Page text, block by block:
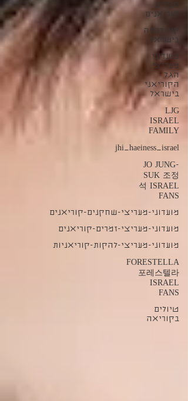
ספרים
קוריאנים
קיי-דרמה
בישראל
מועדוני
מעריצי
הגל
הקוריאני
בישראל
LJG
ISRAEL
FAMILY
jhi_haeiness_israel
JO JUNG-
SUK 조정
석 ISRAEL
FANS
מועדוני-מעריצי-שחקנים-קוריאנים
מועדוני-מעריצי-זמרים-קוריאנים
מועדוני-מעריצי-להקות-קוריאניות
FORESTELLA
포레스텔라
ISRAEL
FANS
טיולים
בקוריאה